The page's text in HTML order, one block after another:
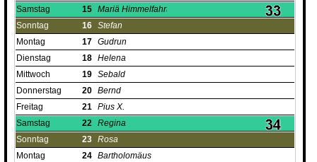
Samstag
15 Mariä Himmelfahrt
Sonntag
16 Stefan
Montag
17 Gudrun
Dienstag
18 Helena
Mittwoch
19 Sebald
Donnerstag
20 Bernd
Freitag
21 Pius X.
Samstag
22 Regina
Sonntag
23 Rosa
Montag
24 Bartholomäus